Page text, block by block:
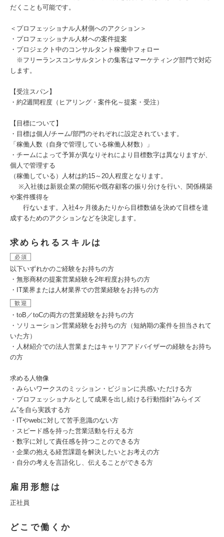
だくことも可能です。
＜プロフェッショナル人材側へのアクション＞
・プロフェッショナル人材への案件提案
・プロジェクト中のコンサルタント稼働中フォロー
※フリーランスコンサルタントの集客はマーケティング部門で対応
します。
【受注スパン】
・約2週間程度（ヒアリング・案件化～提案・受注）
【目標について】
・目標は個人/チーム/部門のそれぞれに設定されています。
「稼働人数（自身で管理している稼働人材数）」
・チームによって予算が異なりそれにより目標数字は異なりますが、
個人で管理する
（稼働している）人材は約15～20人程度となります。
※入社後は新規企業の開拓や既存顧客の振り分けを行い、関係構築
や案件獲得を
行ないます。入社4ヶ月後あたりから目標数値を決めて目標を達
成するためのアクションなどを決定します。
求められるスキルは
必須
以下いずれかのご経験をお持ちの方
・無形商材の提案営業経験を2年程度お持ちの方
・IT業界または人材業界での営業経験をお持ちの方
歓迎
・toB／toCの両方の営業経験をお持ちの方
・ソリューション営業経験をお持ちの方（短納期の案件を担当されて
いた方）
・人材紹介での法人営業またはキャリアアドバイザーの経験をお持ち
の方
求める人物像
・みらいワークスのミッション・ビジョンに共感いただける方
・プロフェッショナルとして成果を出し続ける行動指針”みらイズ
ム”を自ら実践する方
・ITやwebに対して苦手意識のない方
・スピード感を持った営業活動を行える方
・数字に対して責任感を持つことのできる方
・企業の抱える経営課題を解決したいとお考えの方
・自分の考えを言語化し、伝えることができる方
雇用形態は
正社員
どこで働くか